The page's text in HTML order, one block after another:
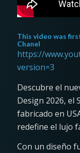
This video was
Chanel
https://
version=3
Descubre el
Design 2026, el
fabricado en
redefine el lujo
Con un diseño